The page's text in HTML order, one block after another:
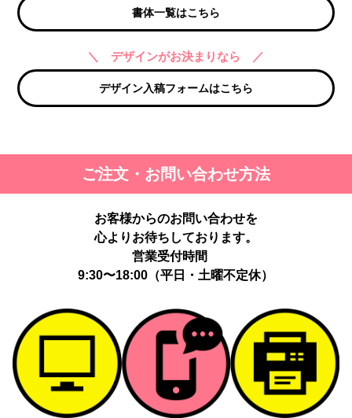
書体一覧はこちら
＼ デザインがお決まりなら ／
デザイン入稿フォームはこちら
ご注文・お問い合わせ方法
お客様からのお問い合わせを
心よりお待ちしております。
営業受付時間
9:30〜18:00（平日・土曜不定休）